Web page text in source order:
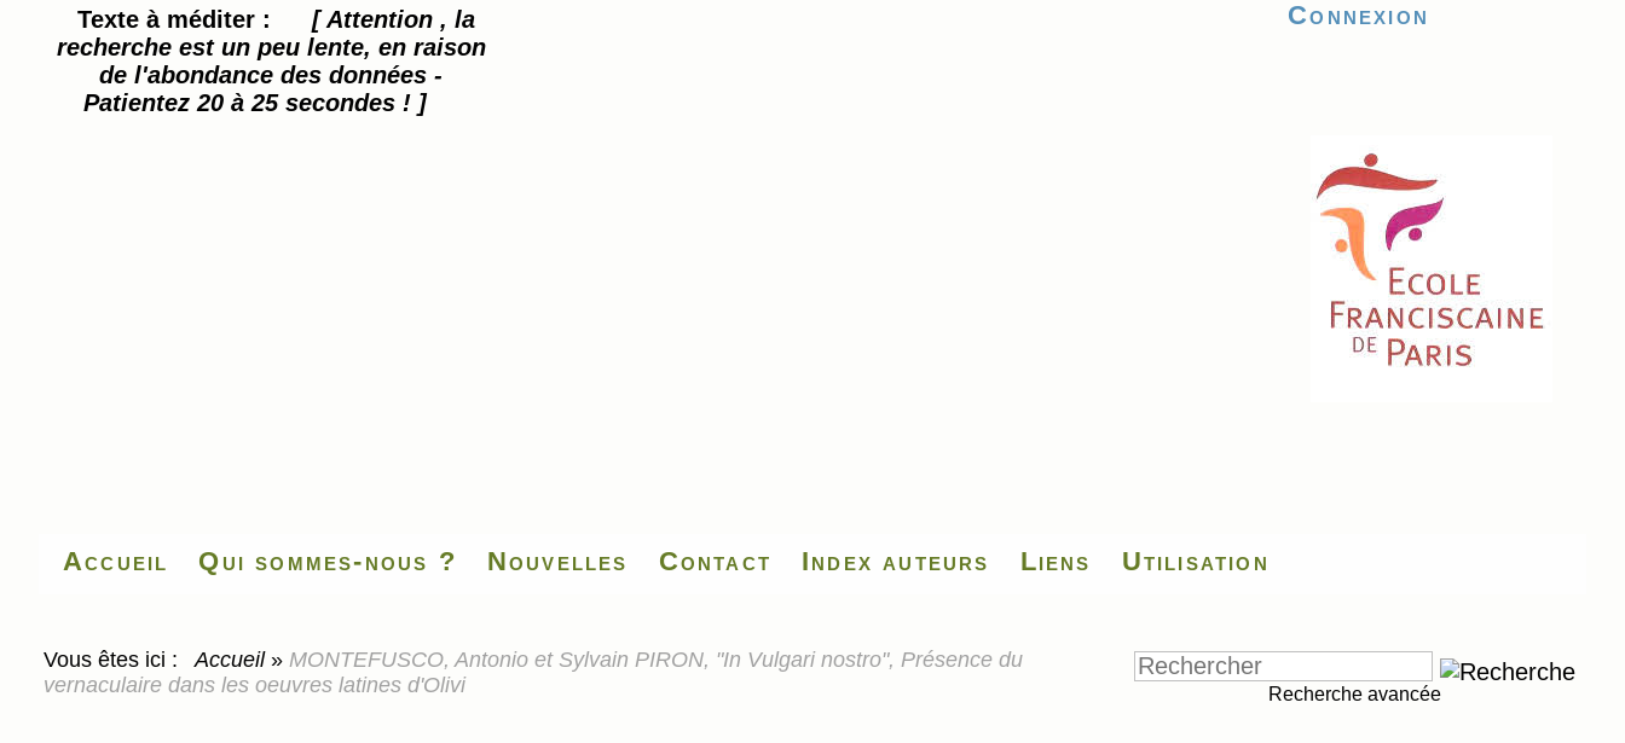
Texte à méditer :
[ Attention , la
recherche est un peu lente, en raison
de l'abondance des données -
Patientez 20 à 25 secondes ! ]
Accueil
Connexion
Qui sommes-nous ? Nouvelles Contact Index auteurs Liens Utilisation
Vous êtes ici : Accueil » MONTEFUSCO, Antonio et Sylvain PIRON, "In Vulgari nostro", Présence du
vernaculaire dans les oeuvres latines d'Olivi
Recherche avancée